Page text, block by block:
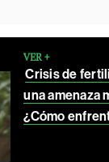
VER +
Crisis de
una amenaza
¿Cómo